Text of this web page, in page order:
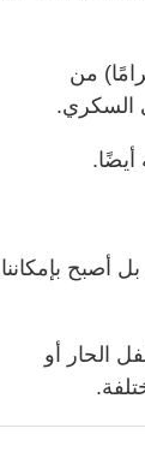
من
السكري.
أيضًا.
أصبح بإمكاننا
الحار أو